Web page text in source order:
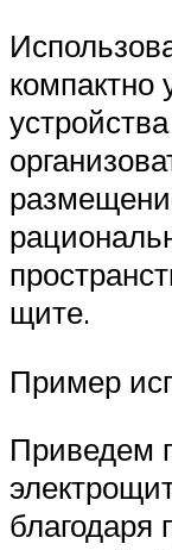
компактно
щите.
Пример
Приведем
благодаря